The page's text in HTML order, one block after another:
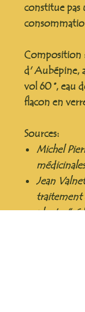
constitue pas
Composition
d' Aubépine,
vol 60 °, eau
flacon en
Sources:
Michel
Jean
traitement
plantes",